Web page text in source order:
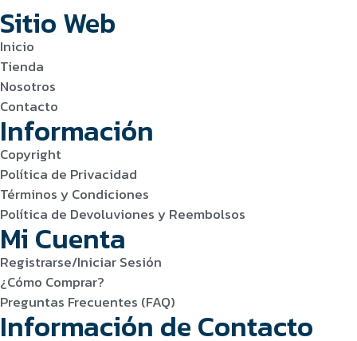
Sitio Web
Inicio
Tienda
Nosotros
Contacto
Información
Copyright
Política de Privacidad
Términos y Condiciones
Política de Devoluviones y Reembolsos
Mi Cuenta
Registrarse/Iniciar Sesión
¿Cómo Comprar?
Preguntas Frecuentes (FAQ)
Información de Contacto